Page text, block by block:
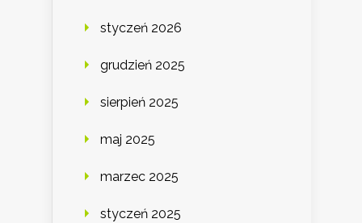
styczeń 2026
grudzień 2025
sierpień 2025
maj 2025
marzec 2025
styczeń 2025